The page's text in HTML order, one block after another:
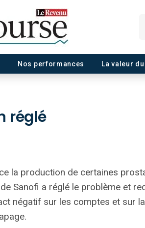
Nos performances La valeur
réglé
la production de certaines
Sanofi a réglé le problème et
négatif sur les comptes et sur